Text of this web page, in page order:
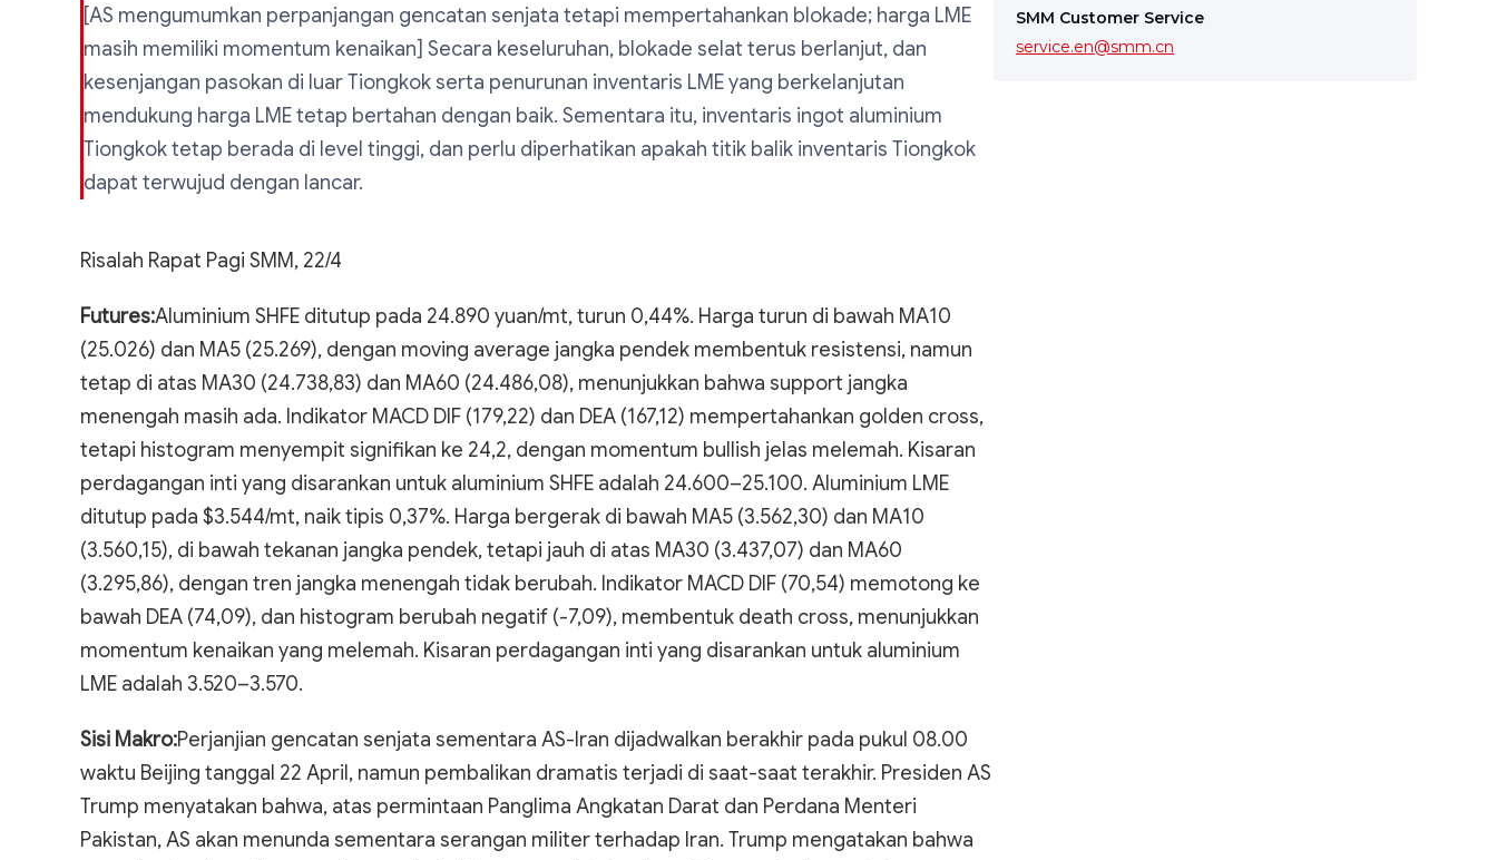
[AS mengumumkan perpanjangan gencatan senjata tetapi mempertahankan blokade; harga LME
masih memiliki momentum kenaikan] Secara keseluruhan, blokade selat terus berlanjut, dan
kesenjangan pasokan di luar Tiongkok serta penurunan inventaris LME yang berkelanjutan
mendukung harga LME tetap bertahan dengan baik. Sementara itu, inventaris ingot aluminium
Tiongkok tetap berada di level tinggi, dan perlu diperhatikan apakah titik balik inventaris Tiongkok
dapat terwujud dengan lancar.
Risalah Rapat Pagi SMM, 22/4
Futures:Aluminium SHFE ditutup pada 24.890 yuan/mt, turun 0,44%. Harga turun di bawah MA10
(25.026) dan MA5 (25.269), dengan moving average jangka pendek membentuk resistensi, namun
tetap di atas MA30 (24.738,83) dan MA60 (24.486,08), menunjukkan bahwa support jangka
menengah masih ada. Indikator MACD DIF (179,22) dan DEA (167,12) mempertahankan golden cross,
tetapi histogram menyempit signifikan ke 24,2, dengan momentum bullish jelas melemah. Kisaran
perdagangan inti yang disarankan untuk aluminium SHFE adalah 24.600–25.100. Aluminium LME
ditutup pada $3.544/mt, naik tipis 0,37%. Harga bergerak di bawah MA5 (3.562,30) dan MA10
(3.560,15), di bawah tekanan jangka pendek, tetapi jauh di atas MA30 (3.437,07) dan MA60
(3.295,86), dengan tren jangka menengah tidak berubah. Indikator MACD DIF (70,54) memotong ke
bawah DEA (74,09), dan histogram berubah negatif (-7,09), membentuk death cross, menunjukkan
momentum kenaikan yang melemah. Kisaran perdagangan inti yang disarankan untuk aluminium
LME adalah 3.520–3.570.
Sisi Makro:Perjanjian gencatan senjata sementara AS-Iran dijadwalkan berakhir pada pukul 08.00
waktu Beijing tanggal 22 April, namun pembalikan dramatis terjadi di saat-saat terakhir. Presiden AS
Trump menyatakan bahwa, atas permintaan Panglima Angkatan Darat dan Perdana Menteri
Pakistan, AS akan menunda sementara serangan militer terhadap Iran. Trump mengatakan bahwa
SMM Customer Service
service.en@smm.cn